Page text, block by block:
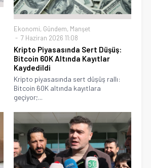
Ekonomi, Gündem, Manşet
7 Haziran 2026 11:08
Kripto Piyasasında Sert Düşüş:
Bitcoin 60K Altında Kayıtlar
Kaydedildi
Kripto piyasasında sert düşüş rallı:
Bitcoin 60K altında kayıtlara
geçiyor;...